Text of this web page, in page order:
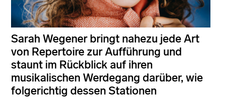
Sarah Wegener bringt nahezu jede Art
von Repertoire zur Aufführung und
staunt im Rückblick auf ihren
musikalischen Werdegang darüber, wie
folgerichtig dessen Stationen